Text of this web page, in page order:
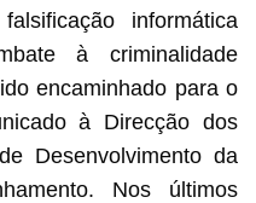
informática
à criminalidade
encaminhado para o
à Direcção dos
Desenvolvimento da
Nos últimos